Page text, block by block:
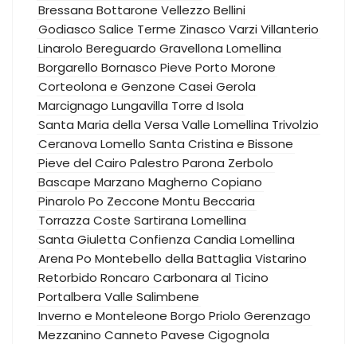
Bressana Bottarone Vellezzo Bellini
Godiasco Salice Terme Zinasco VarziVillanterio
Linarolo Bereguardo Gravellona Lomellina
Borgarello Bornasco Pieve Porto Morone
Corteolona e Genzone Casei Gerola
Marcignago Lungavilla Torre d Isola
Santa Maria della Versa Valle Lomellina Trivolzio
Ceranova Lomello Santa Cristina e Bissone
Pieve del Cairo Palestro Parona Zerbolo
Bascape Marzano Magherno Copiano
Pinarolo Po Zeccone Montu Beccaria
Torrazza Coste Sartirana Lomellina
Santa Giuletta Confienza Candia Lomellina
Arena Po Montebello della Battaglia Vistarino
Retorbido Roncaro Carbonara al Ticino
Portalbera Valle Salimbene
Inverno e Monteleone Borgo Priolo Gerenzago
Mezzanino Canneto Pavese Cigognola